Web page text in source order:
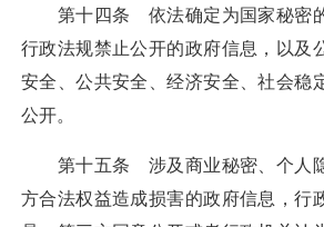
第十四条 依法确定为国家秘密的
行政法规禁止公开的政府信息，以及
安全、公共安全、经济安全、社会稳
公开。
第十五条 涉及商业秘密、个人隐
方合法权益造成损害的政府信息，行